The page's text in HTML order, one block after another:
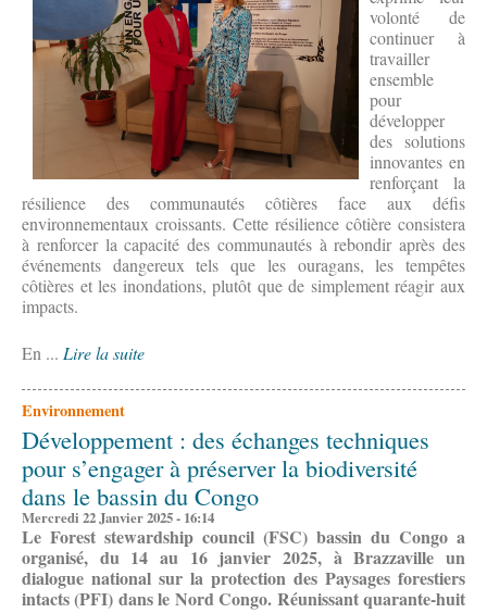
volonté de
continuer à
travailler
ensemble
pour
développer
des solutions
innovantes en
renforçant la
résilience des communautés côtières face aux défis
environnementaux croissants. Cette résilience côtière consistera
à renforcer la capacité des communautés à rebondir après des
événements dangereux tels que les ouragans, les tempêtes
côtières et les inondations, plutôt que de simplement réagir aux
impacts.
En ... Lire la suite
Environnement
Développement : des échanges techniques
pour s’engager à préserver la biodiversité
dans le bassin du Congo
Mercredi 22 Janvier 2025 - 16:14
Le Forest stewardship council (FSC) bassin du Congo a
organisé, du 14 au 16 janvier 2025, à Brazzaville un
dialogue national sur la protection des Paysages forestiers
intacts (PFI) dans le Nord Congo. Réunissant quarante-huit